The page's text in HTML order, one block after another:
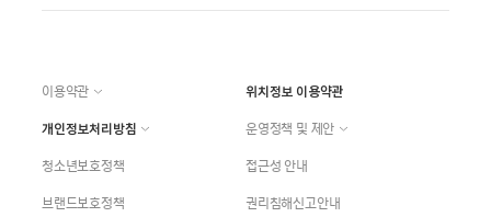
이용약관
위치정보 이용약관
개인정보처리방침
운영정책 및 제안
청소년보호정책
접근성 안내
브랜드보호정책
권리침해신고안내